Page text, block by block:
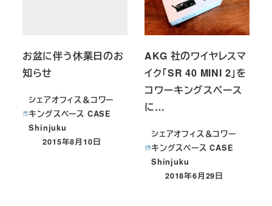
お盆に伴う休業日のお
知らせ
シェアオフィス＆コワー
キングスペース CASE
Shinjuku
投稿日
2015年8月10日
AKG 社のワイヤレスマ
イク「SR 40 MINI 2」を
コワーキングスペース
に…
シェアオフィス＆コワー
キングスペース CASE
Shinjuku
投稿日
2018年6月29日